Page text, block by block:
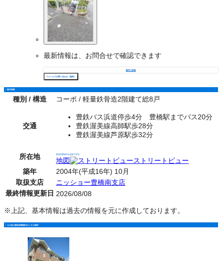
最新情報は、お問合せで確認できます
物件の詳細
フォームでお問い合わせ（無料）
物件情報
種別 / 構造 コーポ / 軽量鉄骨造2階建て総8戸
交通
豊鉄バス浜道停歩4分 豊橋駅までバス20分
豊鉄渥美線高師駅歩28分
豊鉄渥美線芦原駅歩32分
所在地 愛知県豊橋市浜道町字管石
地図
ストリートビュー
築年
2004年(平成16年) 10月
取扱支店
ニッショー豊橋南支店
最終情報更新日 2026/08/08
※上記、基本情報は過去の情報を元に作成しております。
その他の愛知県豊橋市の１Ｒの物件